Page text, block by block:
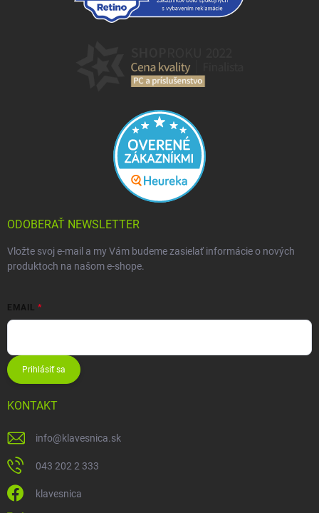
ODOBERAŤ NEWSLETTER
Vložte svoj e-mail a my Vám budeme zasielať informácie o nových
produktoch na našom e-shope.
EMAIL
Prihlásiť sa
KONTAKT
info@klavesnica.sk
043 202 2 333
klavesnica